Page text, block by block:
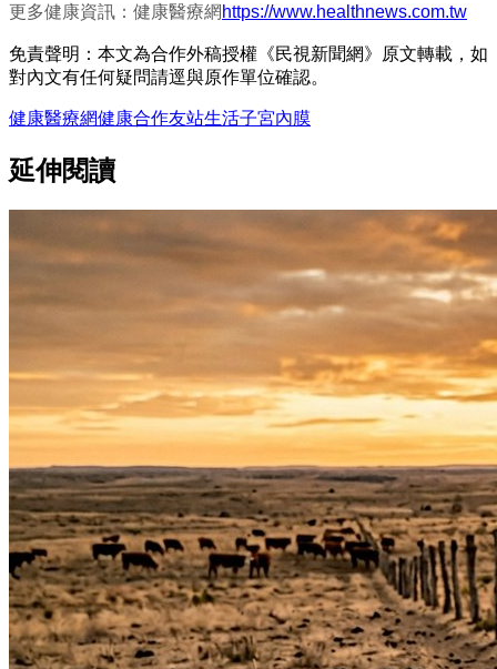
更多健康資訊：健康醫療網 https://www.healthnews.com.tw
免責聲明：本文為合作外稿授權《民視新聞網》原文轉載，如
對內文有任何疑問請逕與原作單位確認。
健康醫療網健康合作友站生活子宮內膜
延伸閱讀